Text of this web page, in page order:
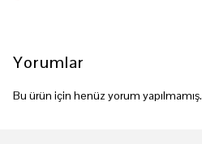
Yorumlar
Bu ürün için henüz yorum yapılmamış.